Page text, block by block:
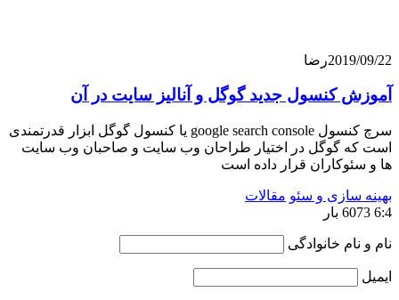
رضا
کنسول جدید گوگل و آنالیز سایت در آن
سرچ کنسول google search console یا کنسول گوگل ابزار قدرتمندی
گوگل در اختیار طراحان وب سایت و صاحبان وب سایت
قرار داده است
و سئو مقالات
خانوادگی